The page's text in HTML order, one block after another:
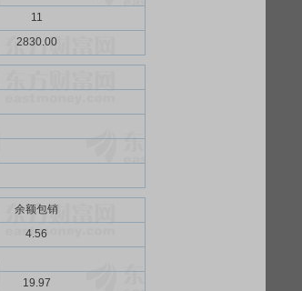
11
2830.00
余额包销
4.56
19.97